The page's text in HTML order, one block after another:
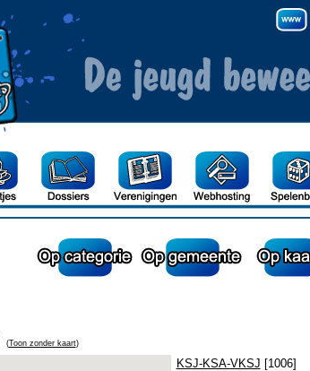
(Toon zonder kaart)
KSJ-KSA-VKSJ [1006]